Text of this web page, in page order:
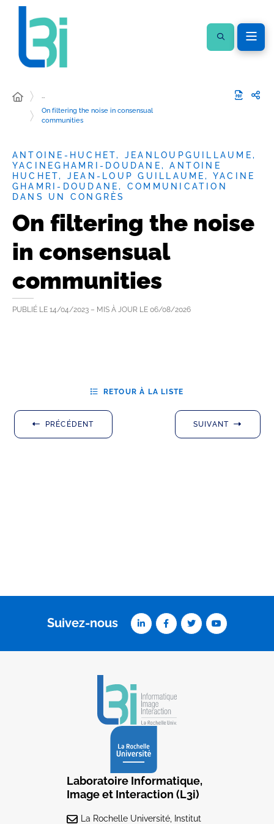
…
On filtering the noise in consensual
communities
ANTOINE-HUCHET, JEANLOUPGUILLAUME,
YACINEGHAMRI-DOUDANE, ANTOINE
HUCHET, JEAN-LOUP GUILLAUME, YACINE
GHAMRI-DOUDANE, COMMUNICATION
DANS UN CONGRÈS
On filtering the noise
in consensual
communities
PUBLIÉ LE 14/04/2023 – MIS À JOUR LE 06/08/2026
PRÉCÉDENT
RETOUR À LA LISTE
SUIVANT
Suivez-nous
Laboratoire Informatique,
Image et Interaction (L3i)
La Rochelle Université, Institut